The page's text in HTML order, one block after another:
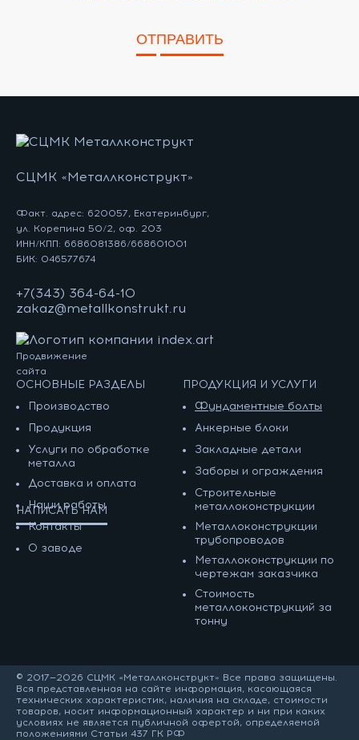
ОТПРАВИТЬ
СЦМК «Металлконструкт»
Факт. адрес: 620057, Екатеринбург,
ул. Корепина 50/2, оф. 203
ИНН/КПП: 6686081386/668601001
БИК: 046577674
+7(343) 364-64-10
zakaz@metallkonstrukt.ru
Продвижение
сайта
ОСНОВНЫЕ РАЗДЕЛЫ
Производство
Продукция
Услуги по обработке
металла
Доставка и оплата
Наши работы
Контакты
О заводе
ПРОДУКЦИЯ И УСЛУГИ
Фундаментные болты
Анкерные блоки
Закладные детали
Заборы и ограждения
Строительные
металлоконструкции
Металлоконструкции
трубопроводов
Металлоконструкции по
чертежам заказчика
Cтоимость
металлоконструкций за
тонну
НАПИСАТЬ НАМ
© 2017—2026 СЦМК «Металлконструкт» Все права защищены.
Вся представленная на сайте информация, касающаяся
технических характеристик, наличия на складе, стоимости
товаров, носит информационный характер и ни при каких
условиях не является публичной офертой, определяемой
положениями Статьи 437 ГК РФ